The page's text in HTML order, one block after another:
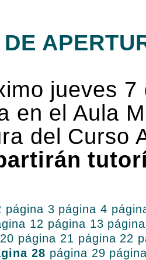
jueves
en el Aula
del Curso
página 3 página 4
12 página 13
página 21 página 22
28 página 29